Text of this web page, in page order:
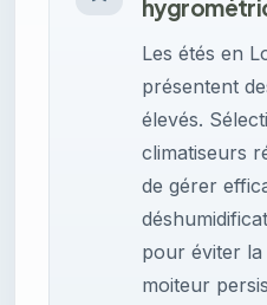
Les étés en
présentent
élevés.
climatiseurs
de gérer
pour éviter la
moiteur